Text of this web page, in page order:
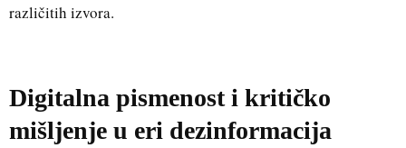
različitih izvora.
Digitalna pismenost i kritičko
mišljenje u eri dezinformacija